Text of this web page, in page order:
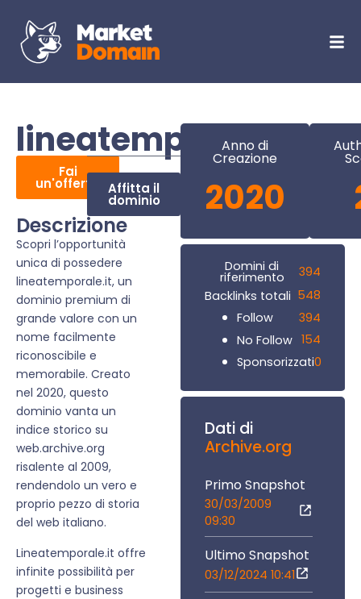
lineatemporale.it
Fai
un'offerta Affitta il
dominio
Descrizione
Scopri l’opportunità
unica di possedere
lineatemporale.it, un
dominio premium di
grande valore con un
nome facilmente
riconoscibile e
memorabile. Creato
nel 2020, questo
dominio vanta un
indice storico su
web.archive.org
risalente al 2009,
rendendolo un vero e
proprio pezzo di storia
del web italiano.
Lineatemporale.it offre
infinite possibilità per
progetti e business
Anno di
Creazione
2020
Domini di
riferimento
394
Backlinks totali 548
Follow
394
No Follow 154
Sponsorizzati0
Dati di
Archive.org
Primo Snapshot
30/03/2009
09:30
Ultimo Snapshot
03/12/2024 10:41